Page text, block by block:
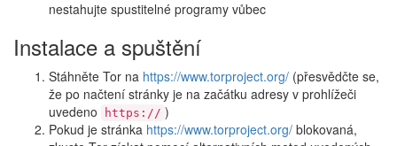
nestahujte spustitelné programy vůbec
Instalace a spuštění
Stáhněte Tor na https://www.torproject.org/ (přesvědčte se,
že po načtení stránky je na začátku adresy v prohlížeči
uvedeno
https:// )
Pokud je stránka https://www.torproject.org/ blokovaná,